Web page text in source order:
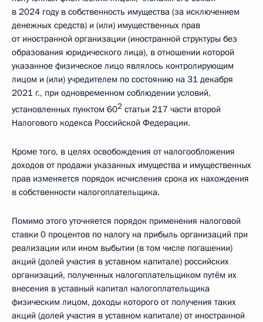
в 2024 году в собственность имущества (за исключением
денежных средств) и (или) имущественных прав
от иностранной организации (иностранной структуры без
образования юридического лица), в отношении которой
указанное физическое лицо являлось контролирующим
лицом и (или) учредителем по состоянию на 31 декабря
2021 г., при одновременном соблюдении условий,
установленных пунктом 602 статьи 217 части второй
Налогового кодекса Российской Федерации.
Кроме того, в целях освобождения от налогообложения
доходов от продажи указанных имущества и имущественных
прав изменяется порядок исчисления срока их нахождения
в собственности налогоплательщика.
Помимо этого уточняется порядок применения налоговой
ставки 0 процентов по налогу на прибыль организаций при
реализации или ином выбытии (в том числе погашении)
акций (долей участия в уставном капитале) российских
организаций, полученных налогоплательщиком путём их
внесения в уставный капитал налогоплательщика
физическим лицом, доходы которого от получения таких
акций (долей участия в уставном капитале) от иностранной